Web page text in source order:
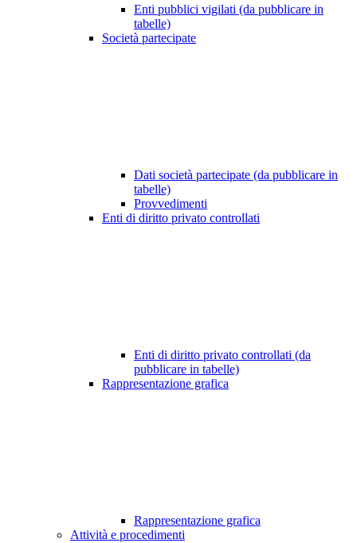
Enti pubblici vigilati (da pubblicare in
tabelle)
Società partecipate
Dati società partecipate (da pubblicare in
tabelle)
Provvedimenti
Enti di diritto privato controllati
Enti di diritto privato controllati (da
pubblicare in tabelle)
Rappresentazione grafica
Rappresentazione grafica
Attività e procedimenti